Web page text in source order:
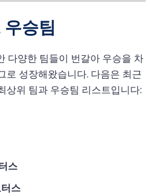
승팀
다양한 팀들이 번갈아 우승을 차
로 성장해왔습니다. 다음은 최근
상위 팀과 우승팀 리스트입니다:
스
스